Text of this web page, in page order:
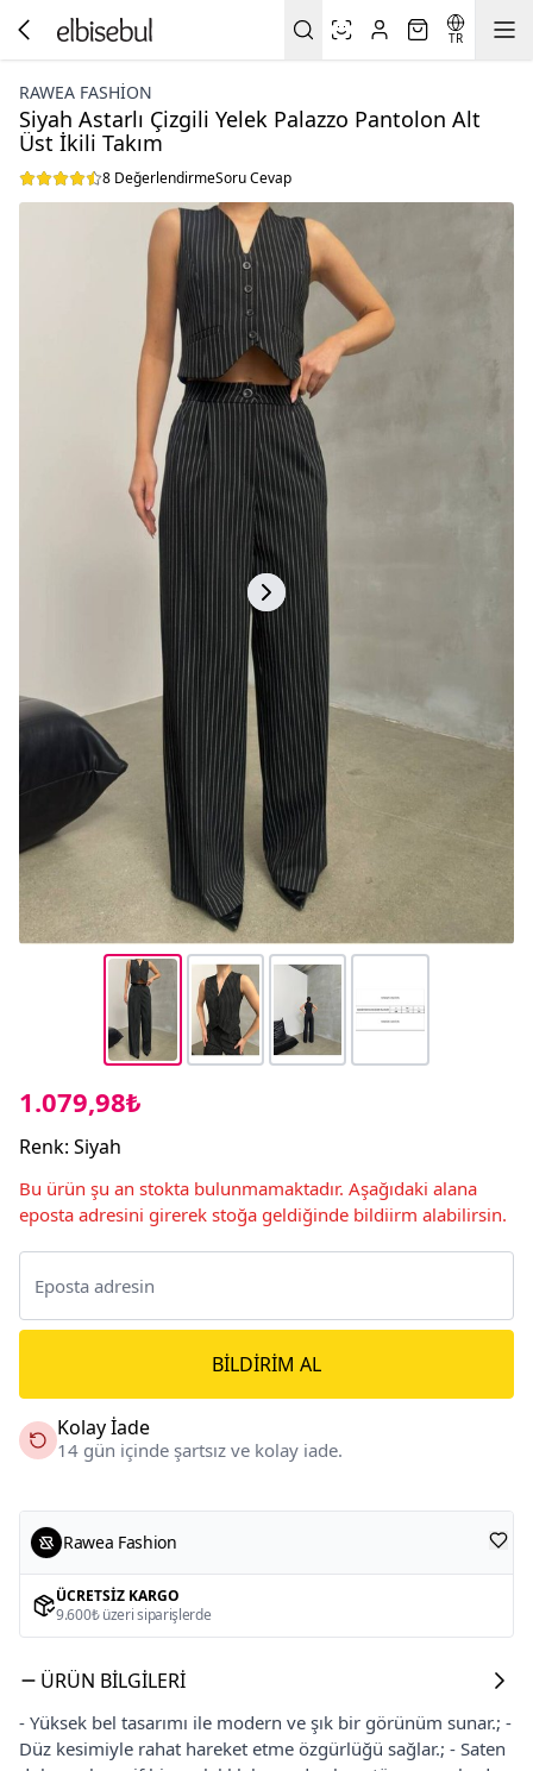
TR
RAWEA FASHİON
Siyah Astarlı Çizgili Yelek Palazzo Pantolon Alt
Üst İkili Takım
8 DeğerlendirmeSoru Cevap
1.079,98₺
Renk: Siyah
Bu ürün şu an stokta bulunmamaktadır. Aşağıdaki alana
eposta adresini girerek stoğa geldiğinde bildiirm alabilirsin.
BILDIRIM AL
Kolay İade
14 gün içinde şartsız ve kolay iade.
Rawea Fashion
ÜCRETSIZ KARGO
9.600₺ üzeri siparişlerde
ÜRÜN BILGILERI
- Yüksek bel tasarımı ile modern ve şık bir görünüm sunar.; -
Düz kesimiyle rahat hareket etme özgürlüğü sağlar.; - Saten